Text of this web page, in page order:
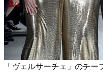
「ヴェルサーチェ」のチ